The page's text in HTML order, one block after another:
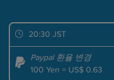
20:30 JST
Paypal 환율 변경
100 Yen = US$ 0.63